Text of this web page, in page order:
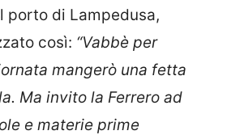
porto di Lampedusa,
così: “Vabbè per
mangerò una fetta
Ma invito la Ferrero ad
e materie prime